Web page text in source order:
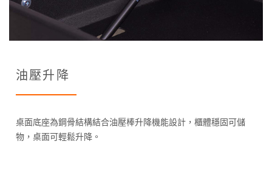
油壓升降
桌面底座為鋼骨結構結合油壓棒升降機能設計，櫃體穩固可儲
物，桌面可輕鬆升降。